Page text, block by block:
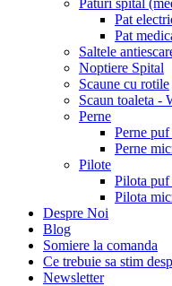
Pat
Pat
Saltele
Noptiere Spital
Scaune cu rotile
Scaun toaleta -
Perne
Perne puf
Perne
Pilote
Pilota puf
Pilota
Despre Noi
Blog
Somiere la comanda
Ce trebuie sa stim
Newsletter